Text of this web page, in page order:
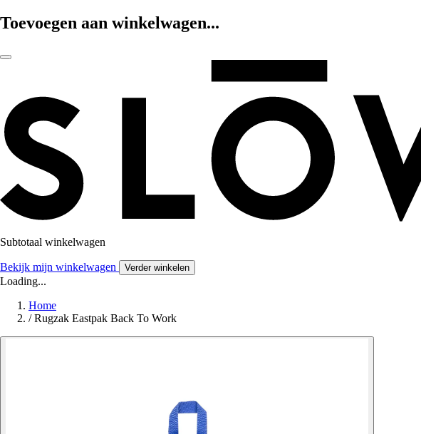
Toevoegen aan winkelwagen...
Subtotaal winkelwagen
Bekijk mijn winkelwagen Verder winkelen
Loading...
Home
/ Rugzak Eastpak Back To Work